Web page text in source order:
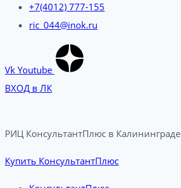
+7(4012) 777-155
ric_044@inok.ru
Vk Youtube
ВХОД в ЛК
РИЦ КонсультантПлюс в Калининграде​
Купить КонсультантПлюс